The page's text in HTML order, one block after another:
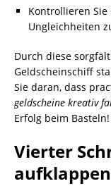
Kontrollieren Sie
Ungleichheiten
Durch diese
Geldscheinschiff
Sie daran, dass
geldscheine kreativ
Erfolg beim Basteln!
Vierter
aufklappen